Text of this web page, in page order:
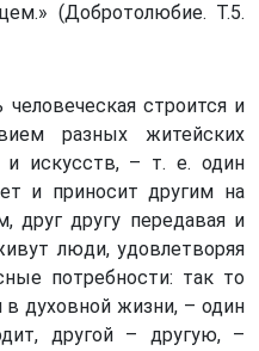
(Добротолюбие. Т.5.
строится и
разных житейских
и искусств, – т. е. один
и приносит другим на
друг другу передавая и
люди, удовлетворяя
потребности: так то
духовной жизни, – один
другой – другую, –